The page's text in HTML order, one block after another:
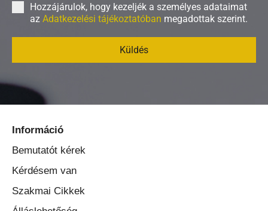
Hozzájárulok, hogy kezeljék a személyes adataimat
az Adatkezelési tájékoztatóban megadottak szerint.
Küldés
Információ
Bemutatót kérek
Kérdésem van
Szakmai Cikkek